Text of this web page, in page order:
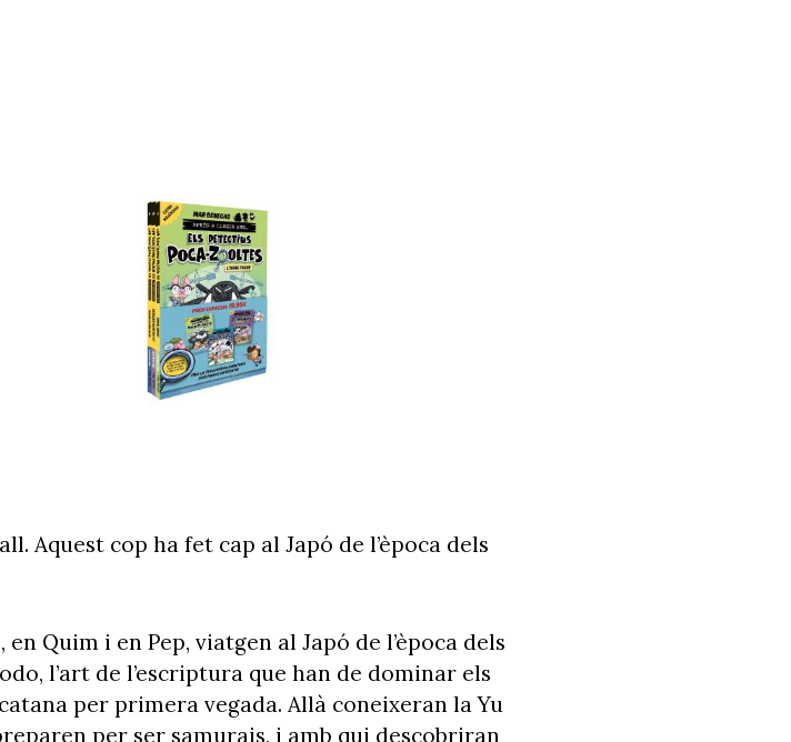
Aquest cop ha fet cap al Japó de l’època dels
Quim i en Pep, viatgen al Japó de l’època dels
l’art de l’escriptura que han de dominar els
per primera vegada. Allà coneixeran la Yu
per ser samurais, i amb qui descobriran